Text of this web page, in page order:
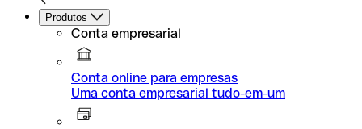
Produtos
Conta empresarial
Conta online para empresas
Uma conta empresarial tudo-em-um